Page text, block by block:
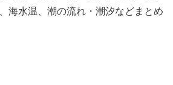
海水温、潮の流れ・潮汐などまとめ